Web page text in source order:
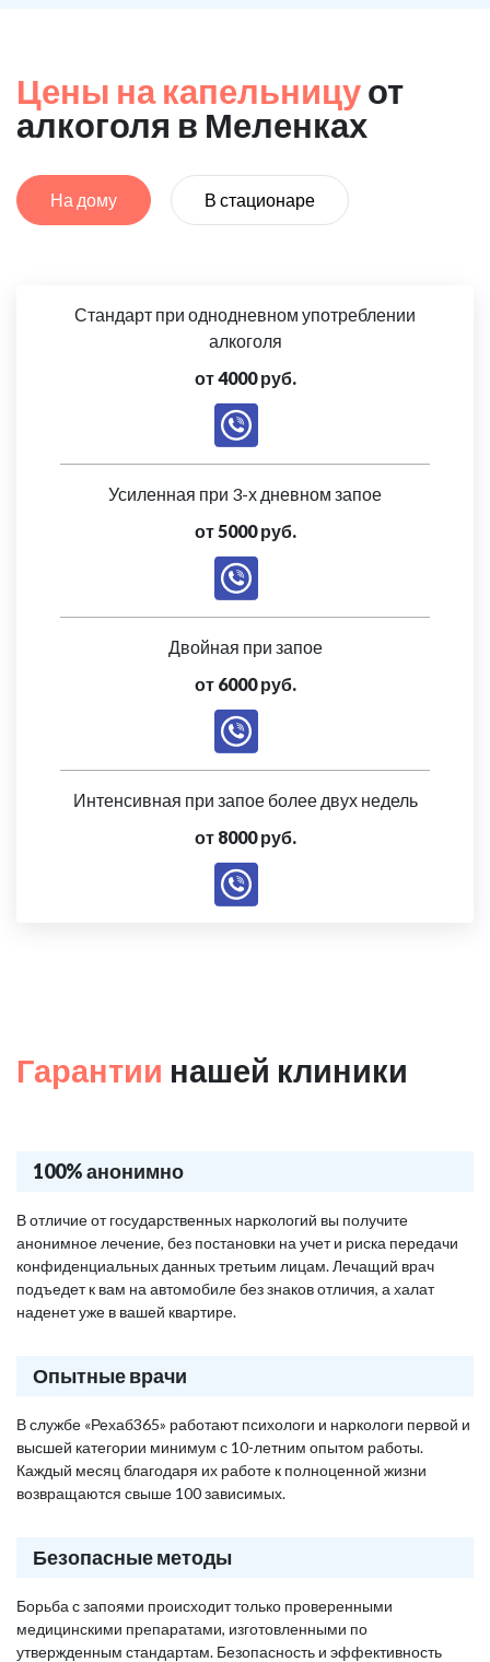
Цены на капельницуот
алкоголя в Меленках
На дому В стационаре
Стандарт при однодневном употреблении
алкоголя
от 4000 руб.
Усиленная при 3-х дневном запое
от 5000 руб.
Двойная при запое
от 6000 руб.
Интенсивная при запое более двух недель
от 8000 руб.
Гарантии нашей клиники
100% анонимно
В отличие от государственных наркологий вы получите
анонимное лечение, без постановки на учет и риска передачи
конфиденциальных данных третьим лицам. Лечащий врач
подъедет к вам на автомобиле без знаков отличия, а халат
наденет уже в вашей квартире.
Опытные врачи
В службе «Рехаб365» работают психологи и наркологи первой и
высшей категории минимум с 10-летним опытом работы.
Каждый месяц благодаря их работе к полноценной жизни
возвращаются свыше 100 зависимых.
Безопасные методы
Борьба с запоями происходит только проверенными
медицинскими препаратами, изготовленными по
утвержденным стандартам. Безопасность и эффективность